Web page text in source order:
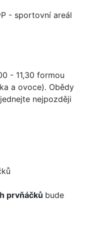
- sportovní areál
- 11,30 formou
a ovoce). Obědy
nejpozději
prvňáčků bude